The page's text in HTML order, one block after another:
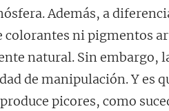
Además, a
colorantes ni pigmentos
natural. Sin embargo,
de manipulación. Y es
picores, como